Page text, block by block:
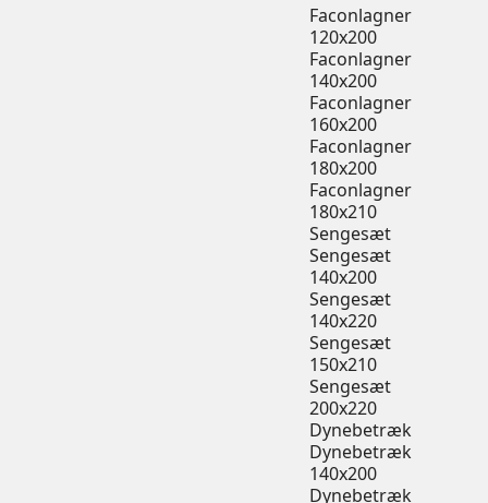
Faconlagner
120x200
Faconlagner
140x200
Faconlagner
160x200
Faconlagner
180x200
Faconlagner
180x210
Sengesæt
Sengesæt
140x200
Sengesæt
140x220
Sengesæt
150x210
Sengesæt
200x220
Dynebetræk
Dynebetræk
140x200
Dynebetræk